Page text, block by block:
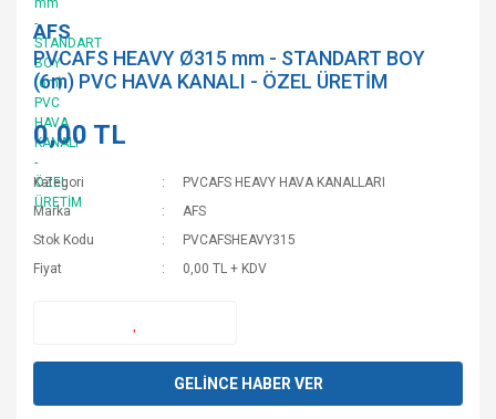
AFS
PVCAFS HEAVY Ø315 mm - STANDART BOY
(6m) PVC HAVA KANALI - ÖZEL ÜRETİM
0,00 TL
Kategori
PVCAFS HEAVY HAVA KANALLARI
Marka
AFS
Stok Kodu
PVCAFSHEAVY315
Fiyat
0,00 TL + KDV
GELİNCE HABER VER